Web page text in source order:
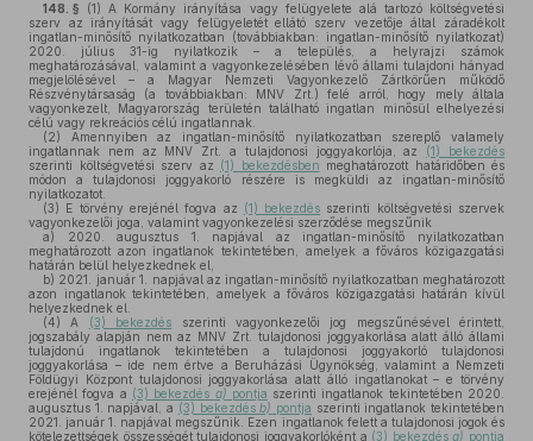
148. § (1) A Kormány irányítása vagy felügyelete alá tartozó költségvetési
szerv az irányítását vagy felügyeletét ellátó szerv vezetője által záradékolt
ingatlan-minősítő nyilatkozatban (továbbiakban: ingatlan-minősítő nyilatkozat)
2020. július 31-ig nyilatkozik – a település, a helyrajzi számok
meghatározásával, valamint a vagyonkezelésében lévő állami tulajdoni hányad
megjelölésével – a Magyar Nemzeti Vagyonkezelő Zártkörűen működő
Részvénytársaság (a továbbiakban: MNV Zrt.) felé arról, hogy mely általa
vagyonkezelt, Magyarország területén található ingatlan minősül elhelyezési
célú vagy rekreációs célú ingatlannak.
(2) Amennyiben az ingatlan-minősítő nyilatkozatban szereplő valamely
ingatlannak nem az MNV Zrt. a tulajdonosi joggyakorlója, az (1) bekezdés
szerinti költségvetési szerv az (1) bekezdésben meghatározott határidőben és
módon a tulajdonosi joggyakorló részére is megküldi az ingatlan-minősítő
nyilatkozatot.
(3) E törvény erejénél fogva az (1) bekezdés szerinti költségvetési szervek
vagyonkezelői joga, valamint vagyonkezelési szerződése megszűnik
a) 2020. augusztus 1. napjával az ingatlan-minősítő nyilatkozatban
meghatározott azon ingatlanok tekintetében, amelyek a főváros közigazgatási
határán belül helyezkednek el,
b) 2021. január 1. napjával az ingatlan-minősítő nyilatkozatban meghatározott
azon ingatlanok tekintetében, amelyek a főváros közigazgatási határán kívül
helyezkednek el.
(4) A (3) bekezdés szerinti vagyonkezelői jog megszűnésével érintett,
jogszabály alapján nem az MNV Zrt. tulajdonosi joggyakorlása alatt álló állami
tulajdonú ingatlanok tekintetében a tulajdonosi joggyakorló tulajdonosi
joggyakorlása – ide nem értve a Beruházási Ügynökség, valamint a Nemzeti
Földügyi Központ tulajdonosi joggyakorlása alatt álló ingatlanokat – e törvény
erejénél fogva a (3) bekezdés a) pontja szerinti ingatlanok tekintetében 2020.
augusztus 1. napjával, a (3) bekezdésb) pontja szerinti ingatlanok tekintetében
2021. január 1. napjával megszűnik. Ezen ingatlanok felett a tulajdonosi jogok és
kötelezettségek összességét tulajdonosi joggyakorlóként a (3) bekezdésa) pontja